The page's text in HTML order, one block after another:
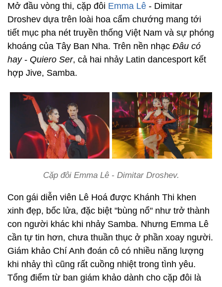
Mở đầu vòng thi, cặp đôi Emma Lê - Dimitar
Droshev dựa trên loài hoa cẩm chướng mang tới
tiết mục pha nét truyền thống Việt Nam và sự phóng
khoáng của Tây Ban Nha. Trên nền nhạc Đâu có
hay - Quiero Ser, cả hai nhảy Latin dancesport kết
hợp Jive, Samba.
Cặp đôi Emma Lê - Dimitar Droshev.
Con gái diễn viên Lê Hoá được Khánh Thi khen
xinh đẹp, bốc lửa, đặc biệt "bùng nổ" như trở thành
con người khác khi nhảy Samba. Nhưng Emma Lê
cần tự tin hơn, chưa thuần thục ở phần xoay người.
Giám khảo Chí Anh đoán cô có nhiều năng lượng
khi nhảy thì cũng rất cuồng nhiệt trong tình yêu.
Tổng điểm từ ban giám khảo dành cho cặp đôi là